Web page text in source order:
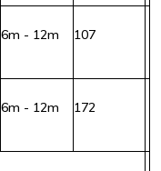
6m - 12m 107
6m - 12m 172